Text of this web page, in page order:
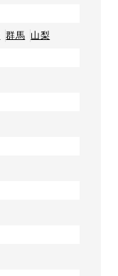
群馬 山梨